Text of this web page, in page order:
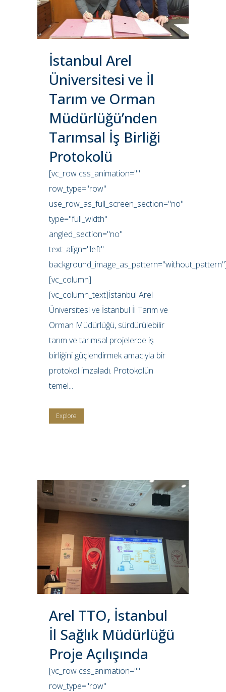
İstanbul Arel
Üniversitesi ve İl
Tarım ve Orman
Müdürlüğü’nden
Tarımsal İş Birliği
Protokolü
[vc_row css_animation=""
row_type="row"
use_row_as_full_screen_section="no"
type="full_width"
angled_section="no"
text_align="left"
[vc_column]
[vc_column_text]İstanbul Arel
Üniversitesi ve İstanbul İl Tarım ve
Orman Müdürlüğü, sürdürülebilir
tarım ve tarımsal projelerde iş
birliğini güçlendirmek amacıyla bir
protokol imzaladı. Protokolün
temel...
Explore
Arel TTO, İstanbul
İl Sağlık Müdürlüğü
Proje Açılışında
[vc_row css_animation=""
row_type="row"